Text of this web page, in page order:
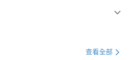
查看全部